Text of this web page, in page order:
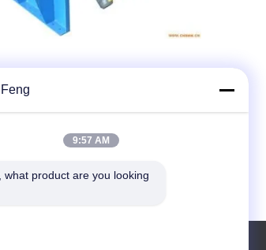
Μηχανή στεγνώσεως βρεγμένου
κόκκους
9:57 AM
what product are you looking